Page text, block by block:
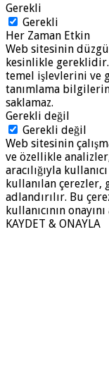
Gerekli
Gerekli
Her Zaman Etkin
Web sitesinin
kesinlikle
temel işlevlerini ve
tanımlama
saklamaz.
Gerekli değil
Gerekli değil
Web sitesinin
ve özellikle
aracılığıyla
kullanılan çerezler,
adlandırılır. Bu
kullanıcının
KAYDET & ONAYLA